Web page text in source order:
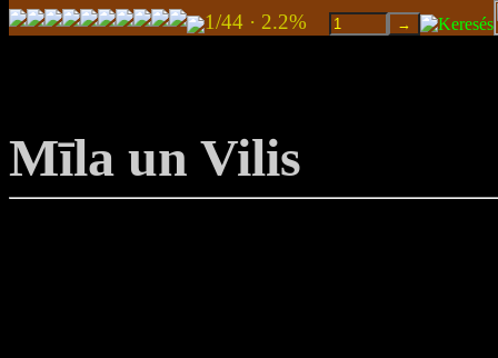
1/44 · 2.2%
Mīla un Vilis